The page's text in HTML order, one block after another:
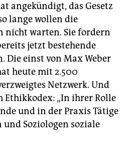
angekündigt, das Gesetz
lange wollen die
nicht warten. Sie fordern
jetzt bestehende
Die einst von Max Weber
heute mit 2.500
Netzwerk. Und
„In ihrer Rolle
und in der Praxis Tätige
Soziologen soziale